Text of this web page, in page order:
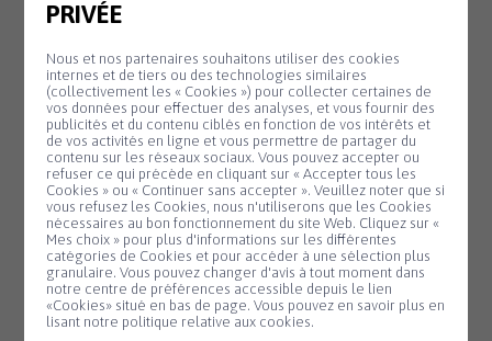
Panneau de gestion des cookies
PRIVÉE
Nous et nos partenaires souhaitons utiliser des cookies
internes et de tiers ou des technologies similaires
(collectivement les « Cookies ») pour collecter certaines de
vos données pour effectuer des analyses, et vous fournir des
publicités et du contenu ciblés en fonction de vos intérêts et
de vos activités en ligne et vous permettre de partager du
contenu sur les réseaux sociaux. Vous pouvez accepter ou
refuser ce qui précède en cliquant sur « Accepter tous les
Cookies » ou « Continuer sans accepter ». Veuillez noter que si
vous refusez les Cookies, nous n'utiliserons que les Cookies
nécessaires au bon fonctionnement du site Web. Cliquez sur «
Mes choix » pour plus d'informations sur les différentes
catégories de Cookies et pour accéder à une sélection plus
granulaire. Vous pouvez changer d'avis à tout moment dans
notre centre de préférences accessible depuis le lien
«Cookies» situé en bas de page. Vous pouvez en savoir plus en
lisant notre politique relative aux cookies.
scolaire, centre de loisirs…
vivre notre territoire au
quotidien.
Cette dynamique s’appuie aussi
sur un cadre de vie que nous
voulons valoriser concrètement.
Cela se traduira par des actions
visibles et utiles : des espaces
verts soignés et entretenus, des
espaces publics propres et
accueillants, l’installation de
bancs pour favoriser les lieux de